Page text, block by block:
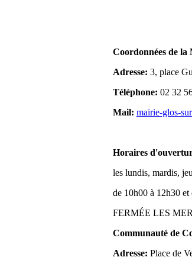
Coordonnées de la
Adresse: 3, place
Téléphone: 02 32
Mail: mairie-glos-
Horaires
les lundis, mardis,
de 10h00 à 12h30
FERMÉE LES
Communauté de
Adresse: Place de